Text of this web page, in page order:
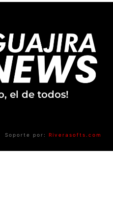
el de todos!
Soporte por: Riverasofts.com